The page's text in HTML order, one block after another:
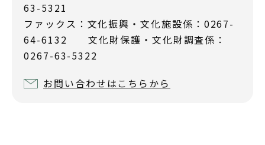
63-5321
ファックス：文化振興・文化施設係：0267-
64-6132 文化財保護・文化財調査係：
0267-63-5322
お問い合わせはこちらから